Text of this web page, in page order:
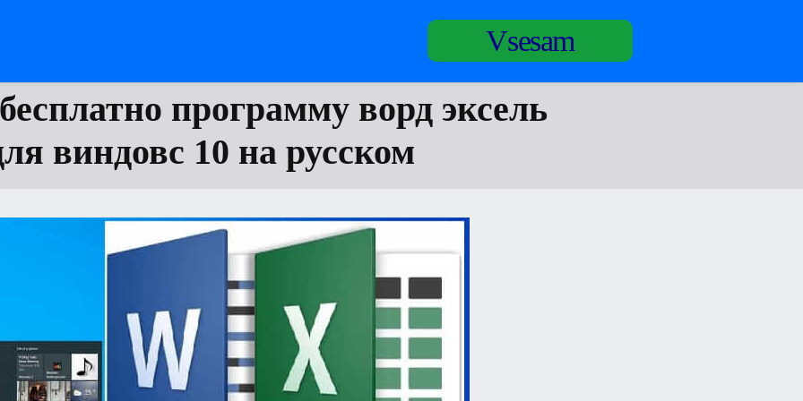
Vsesam
программу ворд эксель
виндовс 10 на русском